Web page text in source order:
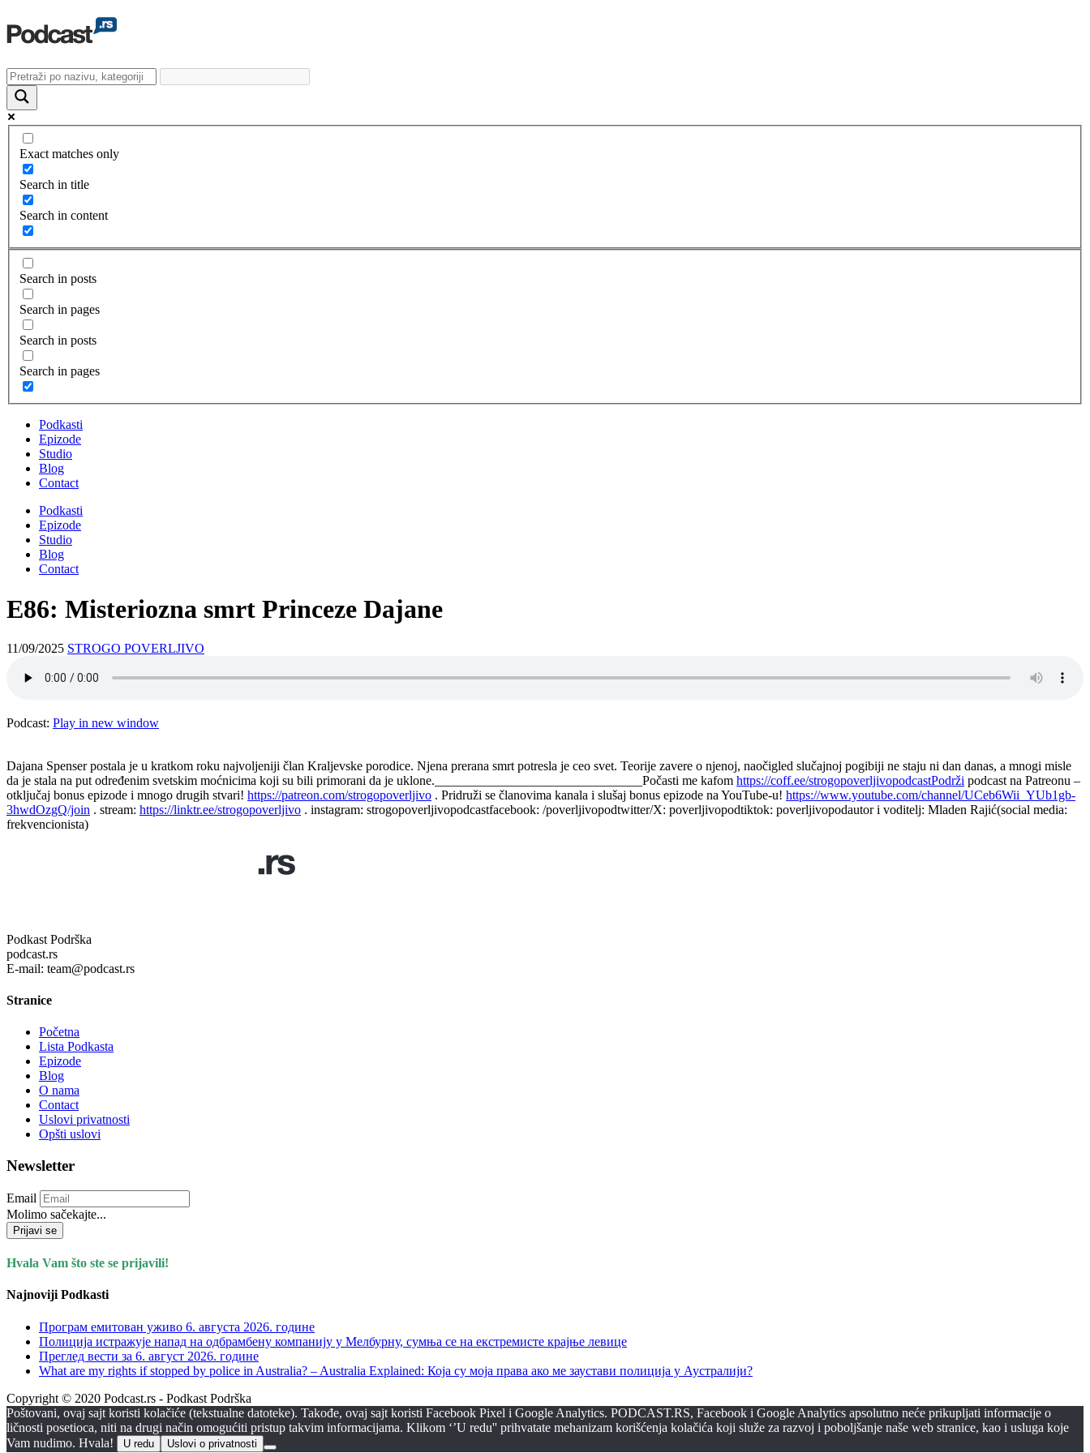
Exact matches only
Search in title
Search in content
Search in posts
Search in pages
Search in posts
Search in pages
Podkasti
Epizode
Studio
Blog
Contact
Podkasti
Epizode
Studio
Blog
Contact
E86: Misteriozna smrt Princeze Dajane
11/09/2025 STROGO POVERLJIVO
Podcast: Play in new window
Dajana Spenser postala je u kratkom roku najvoljeniji član Kraljevske porodice. Njena prerana smrt potresla je ceo svet. Teorije zavere o njenoj, naočigled slučajnoj pogibiji ne staju ni dan danas, a mnogi misle
da je stala na put određenim svetskim moćnicima koji su bili primorani da je uklone.________________________________Počasti me kafom https://coff.ee/strogopoverljivopodcastPodrži podcast na Patreonu –
otključaj bonus epizode i mnogo drugih stvari! https://patreon.com/strogopoverljivo . Pridruži se članovima kanala i slušaj bonus epizode na YouTube-u! https://www.youtube.com/channel/UCeb6Wii_YUb1gb-
3hwdOzgQ/join . stream: https://linktr.ee/strogopoverljivo . instagram: strogopoverljivopodcastfacebook: /poverljivopodtwitter/X: poverljivopodtiktok: poverljivopodautor i voditelj: Mladen Rajić(social media:
frekvencionista)
Podkast Podrška
podcast.rs
E-mail: team@podcast.rs
Stranice
Početna
Lista Podkasta
Epizode
Blog
O nama
Contact
Uslovi privatnosti
Opšti uslovi
Newsletter
Email
Molimo sačekajte...
Prijavi se
Hvala Vam što ste se prijavili!
Najnoviji Podkasti
Програм емитован уживо 6. августа 2026. годинe
Полиција истражује напад на одбрамбену компанију у Мелбурну, сумња се на екстремисте крајње левице
Преглед вести за 6. август 2026. године
What are my rights if stopped by police in Australia? – Australia Explained: Која су моја права ако ме заустави полиција у Аустралији?
Copyright © 2020 Podcast.rs - Podkast Podrška
Poštovani, ovaj sajt koristi kolačiće (tekstualne datoteke). Takođe, ovaj sajt koristi Facebook Pixel i Google Analytics. PODCAST.RS, Facebook i Google Analytics apsolutno neće prikupljati informacije o
ličnosti posetioca, niti na drugi način omogućiti pristup takvim informacijama. Klikom ‘’U redu'' prihvatate mehanizam korišćenja kolačića koji služe za razvoj i poboljšanje naše web stranice, kao i usluga koje
Vam nudimo. Hvala!
U redu Uslovi o privatnosti